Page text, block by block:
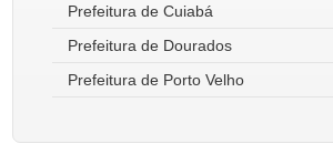
Prefeitura de Cuiabá
Prefeitura de Dourados
Prefeitura de Porto Velho